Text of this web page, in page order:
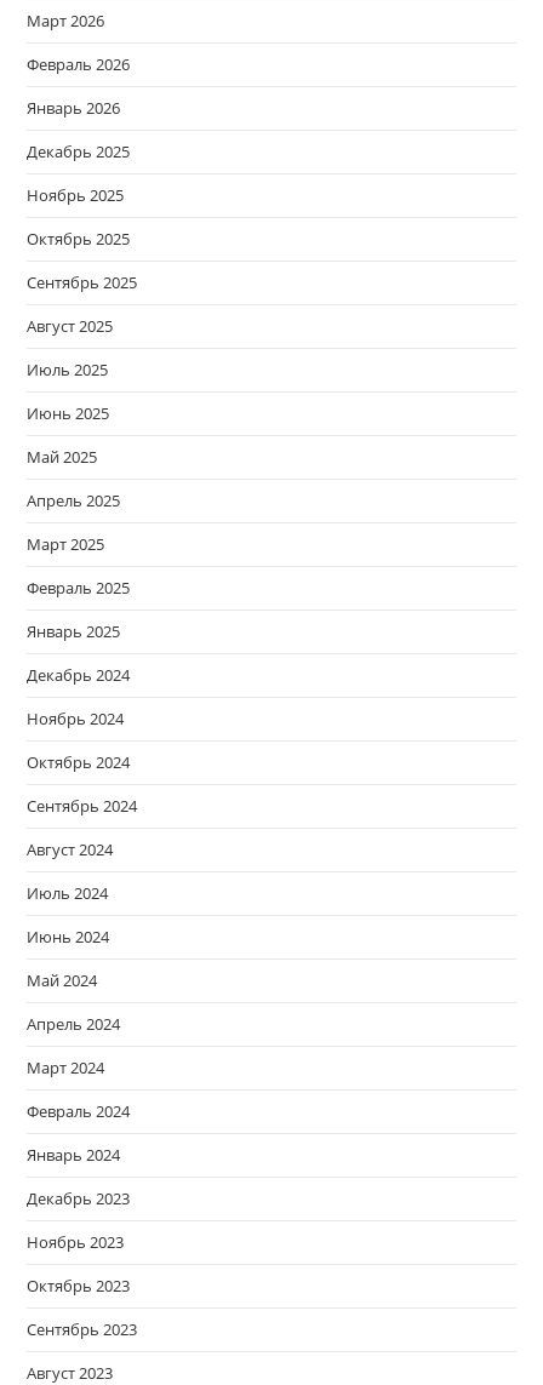
Март 2026
Февраль 2026
Январь 2026
Декабрь 2025
Ноябрь 2025
Октябрь 2025
Сентябрь 2025
Август 2025
Июль 2025
Июнь 2025
Май 2025
Апрель 2025
Март 2025
Февраль 2025
Январь 2025
Декабрь 2024
Ноябрь 2024
Октябрь 2024
Сентябрь 2024
Август 2024
Июль 2024
Июнь 2024
Май 2024
Апрель 2024
Март 2024
Февраль 2024
Январь 2024
Декабрь 2023
Ноябрь 2023
Октябрь 2023
Сентябрь 2023
Август 2023